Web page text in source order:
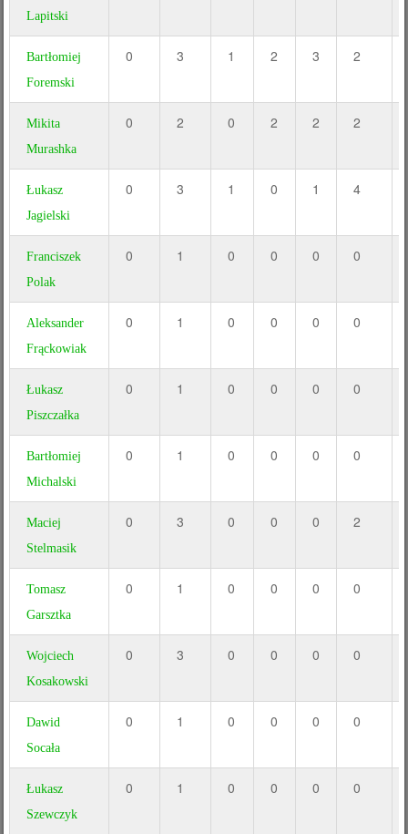
Lapitski
Bartłomiej
Foremski
0 3 1 2 3 2
Mikita
Murashka
0 2 0 2 2 2
Łukasz
Jagielski
0 3 1 0 1 4
Franciszek
Polak
0 1 0 0 0 0
Aleksander
Frąckowiak
0 1 0 0 0 0
Łukasz
Piszczałka
0 1 0 0 0 0
Bartłomiej
Michalski
0 1 0 0 0 0
Maciej
Stelmasik
0 3 0 0 0 2
Tomasz
Garsztka
0 1 0 0 0 0
Wojciech
Kosakowski
0 3 0 0 0 0
Dawid
Socała
0 1 0 0 0 0
Łukasz
Szewczyk
0 1 0 0 0 0